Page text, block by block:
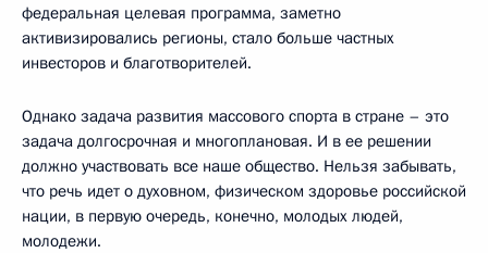
федеральная целевая программа, заметно
активизировались регионы, стало больше частных
инвесторов и благотворителей.
Однако задача развития массового спорта в стране – это
задача долгосрочная и многоплановая. И в ее решении
должно участвовать все наше общество. Нельзя забывать,
что речь идет о духовном, физическом здоровье российской
нации, в первую очередь, конечно, молодых людей,
молодежи.